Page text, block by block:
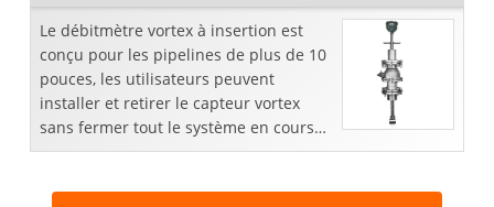
Le débitmètre vortex à insertion est
conçu pour les pipelines de plus de 10
pouces, les utilisateurs peuvent
installer et retirer le capteur vortex
sans fermer tout le système en cours
d'exécution. Les clients peuvent obtenir